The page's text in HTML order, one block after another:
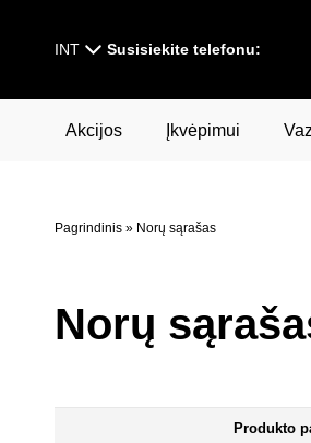
INT Susisiekite telefonu:
Akcijos Įkvėpimui
Pagrindinis » Norų sąrašas
Norų
Produkto